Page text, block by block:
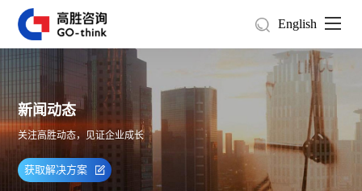
English
新闻动态
关注高胜动态，见证企业成长
获取解决方案